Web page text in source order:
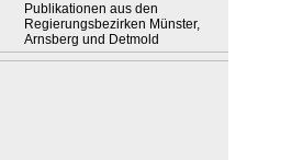
Publikationen aus den
Regierungsbezirken Münster,
Arnsberg und Detmold